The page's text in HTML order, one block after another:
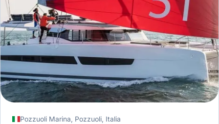
Pozzuoli Marina, Pozzuoli, Italia